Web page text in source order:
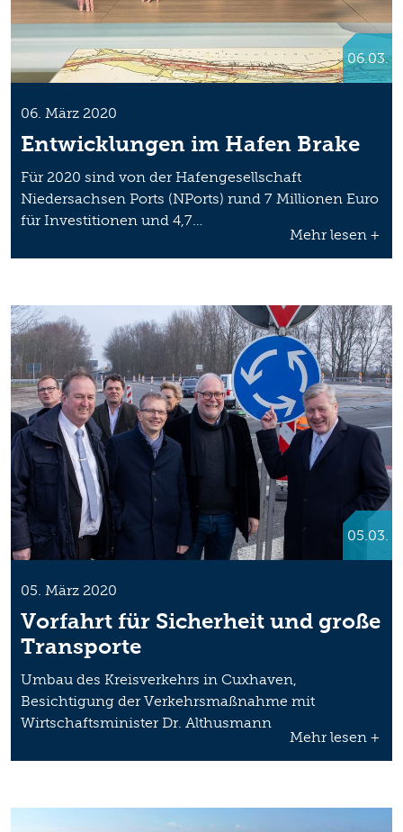
06.03.
06. März 2020
Entwicklungen im Hafen Brake
Für 2020 sind von der Hafengesellschaft
Niedersachsen Ports (NPorts) rund 7 Millionen Euro
für Investitionen und 4,7…
Mehr lesen +
05.03.
05. März 2020
Vorfahrt für Sicherheit und große
Transporte
Umbau des Kreisverkehrs in Cuxhaven,
Besichtigung der Verkehrsmaßnahme mit
Wirtschaftsminister Dr. Althusmann
Mehr lesen +